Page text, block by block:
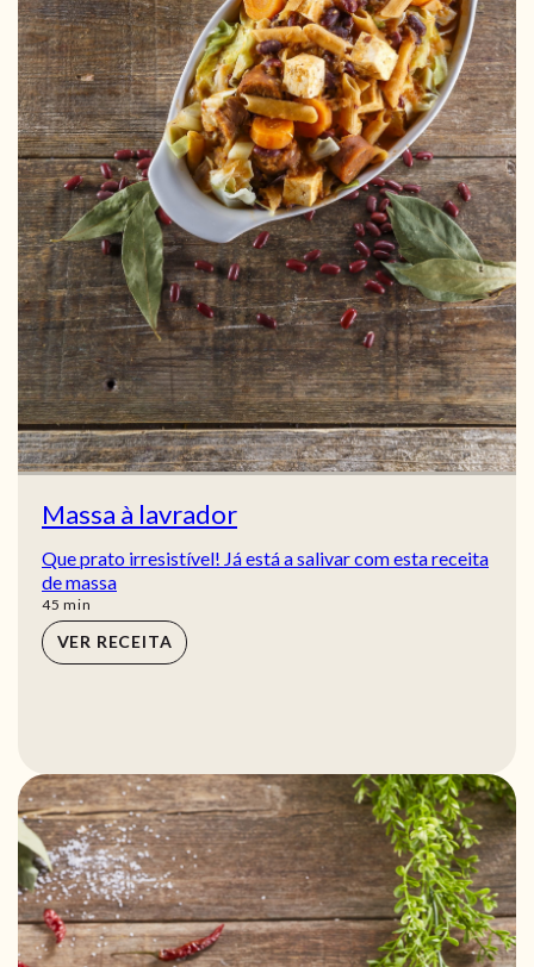
Massa à lavrador
Que prato irresistível! Já está a salivar com esta receita
de massa
45 min
min
VER RECEITA